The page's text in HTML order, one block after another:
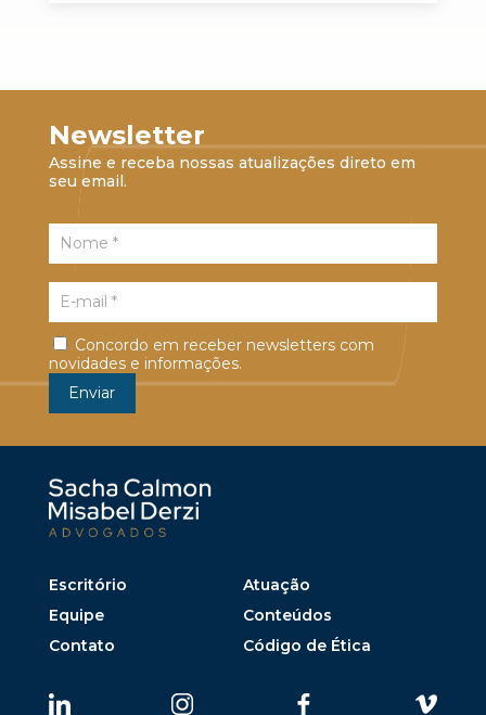
Newsletter
Assine e receba nossas atualizações direto em
seu email.
Concordo em receber newsletters com
novidades e informações.
Escritório
Atuação
Equipe
Conteúdos
Contato
Código de Ética